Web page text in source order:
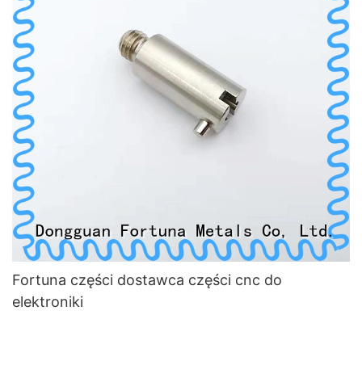
Fortuna części dostawca części cnc do
elektroniki